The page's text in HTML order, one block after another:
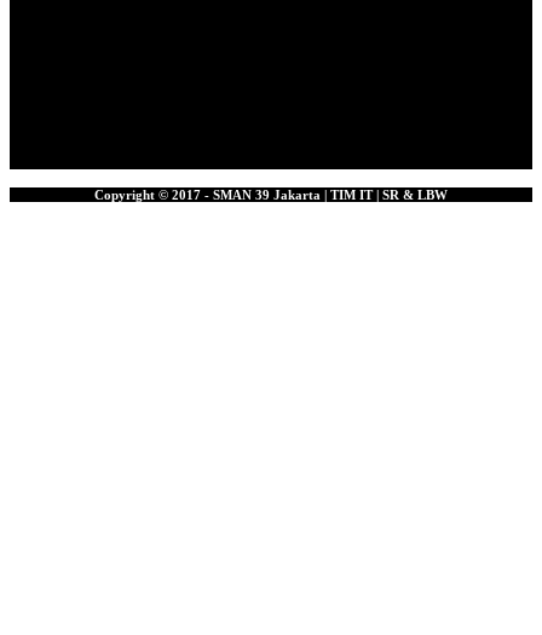
Copyright © 2017 - SMAN 39 Jakarta | TIM IT | SR & LBW